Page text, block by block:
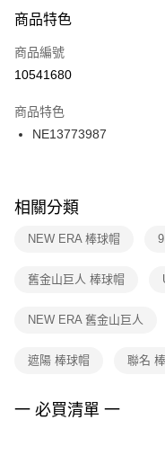
３．安心：先確認商品／服務
【「AFTEE先享後付」結帳流
１．於結帳方式選擇「
２．訂單成立數日內，您將收
３．收到繳費通知簡訊後14
ATM／網路銀行／等多元方式
※ 交易是否成功請以「
是否繳費成功／繳費後需取消
客戶支援中心」https://
１．透過由恩沛科技股份有
權轉讓予恩沛科技股份有限公
３．未成年的使用者請事先
４．使用「AFTEE先享後付
每筆NT$100，滿
宅配
每筆NT$100，滿
付款後門市自取
每筆NT$100，滿
商品特色
商品編號
10541680
商品特色
NE13773987
相關分類
NEW ERA 棒球帽
舊金山巨人 棒球帽
NEW ERA 舊金山巨人
遮陽 棒球帽 聯名
一 必買清單 一